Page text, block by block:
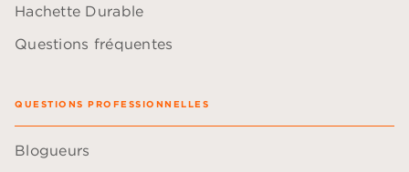
Hachette Durable
Questions fréquentes
QUESTIONS PROFESSIONNELLES
Blogueurs